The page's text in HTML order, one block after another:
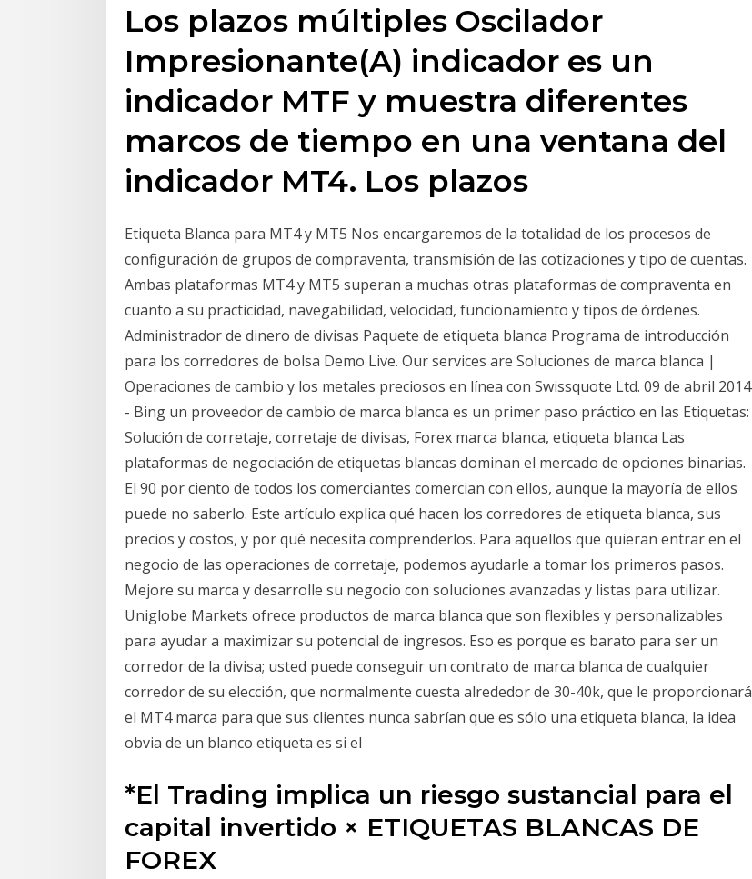
Los plazos múltiples Oscilador
Impresionante(A) indicador es un
indicador MTF y muestra diferentes
marcos de tiempo en una ventana del
indicador MT4. Los plazos
Etiqueta Blanca para MT4 y MT5 Nos encargaremos de la totalidad de los procesos de
configuración de grupos de compraventa, transmisión de las cotizaciones y tipo de cuentas.
Ambas plataformas MT4 y MT5 superan a muchas otras plataformas de compraventa en
cuanto a su practicidad, navegabilidad, velocidad, funcionamiento y tipos de órdenes.
Administrador de dinero de divisas Paquete de etiqueta blanca Programa de introducción
para los corredores de bolsa Demo Live. Our services are Soluciones de marca blanca |
Operaciones de cambio y los metales preciosos en línea con Swissquote Ltd. 09 de abril 2014
- Bing un proveedor de cambio de marca blanca es un primer paso práctico en las Etiquetas:
Solución de corretaje, corretaje de divisas, Forex marca blanca, etiqueta blanca Las
plataformas de negociación de etiquetas blancas dominan el mercado de opciones binarias.
El 90 por ciento de todos los comerciantes comercian con ellos, aunque la mayoría de ellos
puede no saberlo. Este artículo explica qué hacen los corredores de etiqueta blanca, sus
precios y costos, y por qué necesita comprenderlos. Para aquellos que quieran entrar en el
negocio de las operaciones de corretaje, podemos ayudarle a tomar los primeros pasos.
Mejore su marca y desarrolle su negocio con soluciones avanzadas y listas para utilizar.
Uniglobe Markets ofrece productos de marca blanca que son flexibles y personalizables
para ayudar a maximizar su potencial de ingresos. Eso es porque es barato para ser un
corredor de la divisa; usted puede conseguir un contrato de marca blanca de cualquier
corredor de su elección, que normalmente cuesta alrededor de 30-40k, que le proporcionará
el MT4 marca para que sus clientes nunca sabrían que es sólo una etiqueta blanca, la idea
obvia de un blanco etiqueta es si el
*El Trading implica un riesgo sustancial para el
capital invertido × ETIQUETAS BLANCAS DE
FOREX